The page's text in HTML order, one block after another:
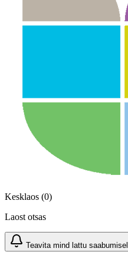
Kesklaos (0)
Laost otsas
Teavita mind lattu saabumisel